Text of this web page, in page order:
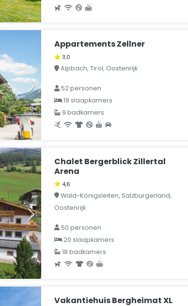
Appartements Zellner
3,0
Alpbach, Tirol, Oostenrijk
52 personen
19 slaapkamers
9 badkamers
Chalet Bergerblick Zillertal
Arena
4,6
Wald-Königsleiten, Salzburgerland,
Oostenrijk
50 personen
20 slaapkamers
18 badkamers
Vakantiehuis Bergheimat XL